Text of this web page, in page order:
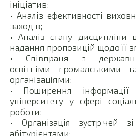
ініціатив;
• Аналіз ефективності
заходів;
• Аналіз стану дисципліни
надання пропозицій щодо її
• Співпраця з
освітніми, громадськими
організаціями;
• Поширення інформації
університету у сфері
роботи;
• Організація зустрічей
абітурієнтами;